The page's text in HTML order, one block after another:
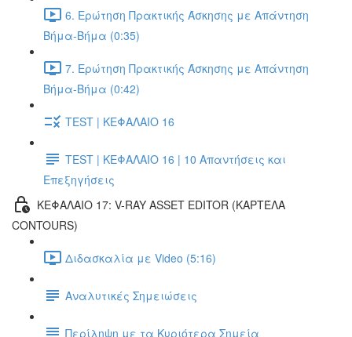
6. Ερώτηση Πρακτικής Άσκησης με Απάντηση
Βήμα-Βήμα (0:35)
7. Ερώτηση Πρακτικής Άσκησης με Απάντηση
Βήμα-Βήμα (0:42)
TEST | ΚΕΦΑΛΑΙΟ 16
TEST | ΚΕΦΑΛΑΙΟ 16 | 10 Απαντήσεις και
Επεξηγήσεις
ΚΕΦΑΛΑΙΟ 17: V-RAY ASSET EDITOR (ΚΑΡΤΈΛΑ
CONTOURS)
Διδασκαλία με Video (5:16)
Αναλυτικές Σημειώσεις
Περίληψη με τα Κυριότερα Σημεία